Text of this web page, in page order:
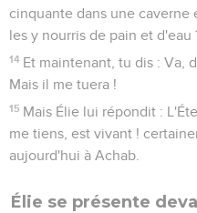
cinquante dans une caverne
les y nourris de pain et d'eau
14 Et maintenant, tu dis : Va,
Mais il me tuera !
15 Mais Élie lui répondit :
me tiens, est vivant !
aujourd'hui à Achab.
Élie se présente